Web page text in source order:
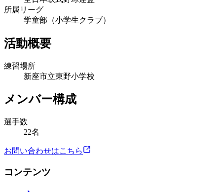
所属リーグ
学童部（小学生クラブ）
活動概要
練習場所
新座市立東野小学校
メンバー構成
選手数
22名
お問い合わせはこちら
コンテンツ